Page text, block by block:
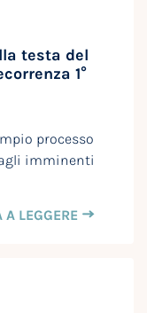
testa del
1°
processo
imminenti
LEGGERE